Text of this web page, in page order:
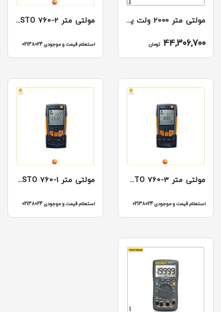
مولتی متر 2000 ولت یونیتی مدل UNI-T UT892
44,306,700 تومان
مولتی متر TESTO 760-2
استعلام قیمت و موجودی 02138024
مولتی متر TESTO 760-3
استعلام قیمت و موجودی 02138024
مولتی متر TESTO 760-1
استعلام قیمت و موجودی 02138024